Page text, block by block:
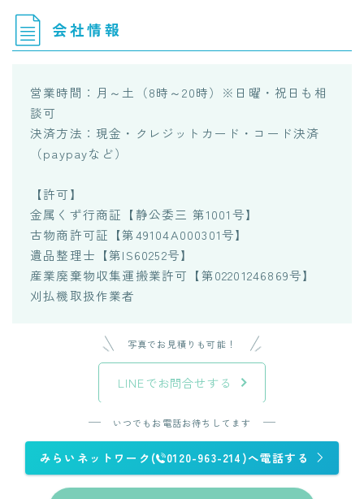
会社情報
営業時間：月～土（8時～20時）※日曜・祝日も相
談可
決済方法：現金・クレジットカード・コード決済
（paypayなど）
【許可】
金属くず行商証【静公委三 第1001号】
古物商許可証【第49104A000301号】
遺品整理士【第IS60252号】
産業廃棄物収集運搬業許可【第02201246869号】
刈払機取扱作業者
写真でお見積りも可能！
LINEでお問合せする
いつでもお電話お待ちしてます
みらいネットワーク( 0120-963-214)へ電話する